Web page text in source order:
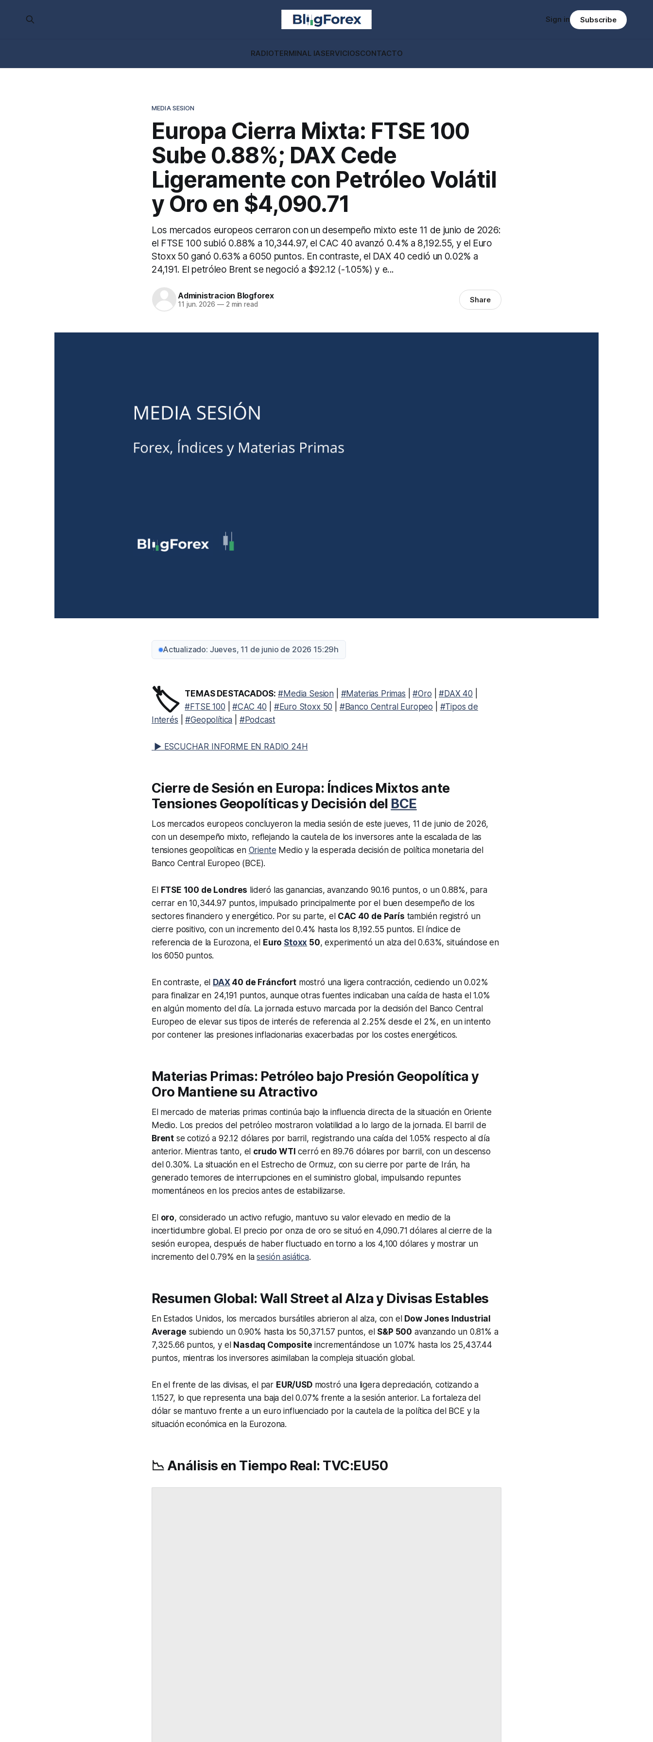
RADIOTERMINAL IASERVICIOSCONTACTO
Sign in Subscribe
MEDIA SESION
Europa Cierra Mixta: FTSE 100
Sube 0.88%; DAX Cede
Ligeramente con Petróleo Volátil
y Oro en $4,090.71
Los mercados europeos cerraron con un desempeño mixto este 11 de junio de 2026:
el FTSE 100 subió 0.88% a 10,344.97, el CAC 40 avanzó 0.4% a 8,192.55, y el Euro
Stoxx 50 ganó 0.63% a 6050 puntos. En contraste, el DAX 40 cedió un 0.02% a
24,191. El petróleo Brent se negoció a $92.12 (-1.05%) y e...
Administracion Blogforex
11 jun. 2026 —2 min read Share
Actualizado: Jueves, 11 de junio de 2026 15:29h
🏷️ TEMAS DESTACADOS: #Media Sesion #Materias Primas |#Oro |#DAX 40
#FTSE 100 |#CAC 40 #Euro Stoxx 50 #Banco Central Europeo
#Tipos de
Interés |#Geopolítica #Podcast
▶ ESCUCHAR INFORME EN RADIO 24H
Cierre de Sesión en Europa: Índices Mixtos ante
Tensiones Geopolíticas y Decisión del BCE
Los mercados europeos concluyeron la media sesión de este jueves, 11 de junio de 2026,
con un desempeño mixto, reflejando la cautela de los inversores ante la escalada de las
tensiones geopolíticas en Oriente Medio y la esperada decisión de política monetaria del
Banco Central Europeo (BCE).
El FTSE 100 de Londres lideró las ganancias, avanzando 90.16 puntos, o un 0.88%, para
cerrar en 10,344.97 puntos, impulsado principalmente por el buen desempeño de los
sectores financiero y energético. Por su parte, el CAC 40 de París también registró un
cierre positivo, con un incremento del 0.4% hasta los 8,192.55 puntos. El índice de
referencia de la Eurozona, el
Euro Stoxx 50, experimentó un alza del 0.63%, situándose en
los 6050 puntos.
En contraste, el DAX40 de Fráncfortmostró una ligera contracción, cediendo un 0.02%
para finalizar en 24,191 puntos, aunque otras fuentes indicaban una caída de hasta el 1.0%
en algún momento del día. La jornada estuvo marcada por la decisión del Banco Central
Europeo de elevar sus tipos de interés de referencia al 2.25% desde el 2%, en un intento
por contener las presiones inflacionarias exacerbadas por los costes energéticos.
Materias Primas: Petróleo bajo Presión Geopolítica y
Oro Mantiene su Atractivo
El mercado de materias primas continúa bajo la influencia directa de la situación en Oriente
Medio. Los precios del petróleo mostraron volatilidad a lo largo de la jornada. El barril de
Brent se cotizó a 92.12 dólares por barril, registrando una caída del 1.05% respecto al día
anterior. Mientras tanto, el crudo WTI cerró en 89.76 dólares por barril, con un descenso
del 0.30%. La situación en el Estrecho de Ormuz, con su cierre por parte de Irán, ha
generado temores de interrupciones en el suministro global, impulsando repuntes
momentáneos en los precios antes de estabilizarse.
El oro, considerado un activo refugio, mantuvo su valor elevado en medio de la
incertidumbre global. El precio por onza de oro se situó en 4,090.71 dólares al cierre de la
sesión europea, después de haber fluctuado en torno a los 4,100 dólares y mostrar un
incremento del 0.79% en lasesión asiática.
Resumen Global: Wall Street al Alza y Divisas Estables
En Estados Unidos, los mercados bursátiles abrieron al alza, con el Dow Jones Industrial
Average subiendo un 0.90% hasta los 50,371.57 puntos, el S&P 500 avanzando un 0.81% a
7,325.66 puntos, y el Nasdaq Composite incrementándose un 1.07% hasta los 25,437.44
puntos, mientras los inversores asimilaban la compleja situación global.
En el frente de las divisas, el par EUR/USDmostró una ligera depreciación, cotizando a
1.1527, lo que representa una baja del 0.07% frente a la sesión anterior. La fortaleza del
dólar se mantuvo frente a un euro influenciado por la cautela de la política del BCE y la
situación económica en la Eurozona.
📉 Análisis en Tiempo Real: TVC:EU50